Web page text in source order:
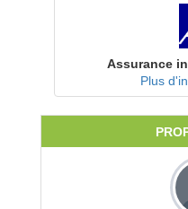
Assurance
Plus